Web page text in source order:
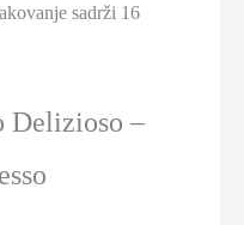
sadrži 16
Delizioso –